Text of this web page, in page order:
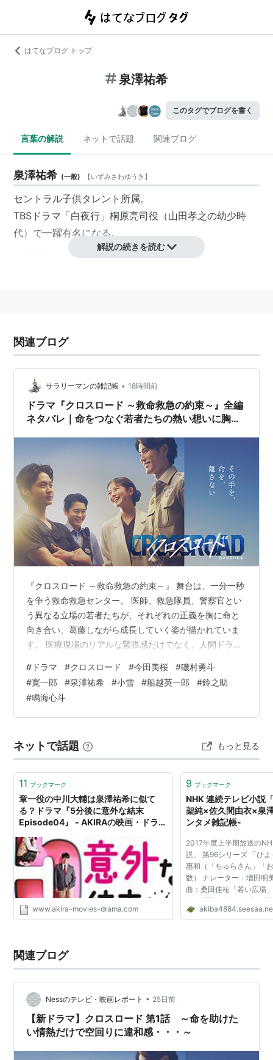
はてなブログ トップ
泉澤祐希
このタグでブログを書く
言葉の解説 ネットで話題 関連ブログ
泉澤祐希 (一般) 【いずみさわゆうき 】
セントラル子供タレント所属。
TBSドラマ「白夜行」桐原亮司役（山田孝之の幼少時
代）で一躍有名になる。
生年月日：1993年6月11日
解説の続きを読む
関連ブログ
サラリーマンの雑記帳 • 18時間前
ドラマ『クロスロード ～救命救急の約束～』全編
ネタバレ｜命をつなぐ若者たちの熱い想いに胸を
『クロスロード ～救命救急の約束～』 舞台は、一分一秒
を争う救命救急センター。 医師、救急隊員、警察官とい
う異なる立場の若者たちが、それぞれの正義を胸に命と
向き合い、葛藤しながら成長していく姿が描かれていま
す。 医療現場のリアルな緊張感だけでなく、人間ドラマ
も焦点が当てられ、「命を救うとは何か」を考えさせら
れる作品です。 この記事では、『クロスロード ～救命救
急の約束～』のネタバレ、見どころや感想、キャスト情
報などを紹介します。 テレビ朝日HPより引用 ※本ページ
含まれています。 出演者 全…
# ドラマ #クロスロード #今田美桜 #磯村勇斗
#寛一郎 #泉澤祐希 #小雪 #船越英一郎 #鈴之助
#鳴海心斗
ネットで話題 もっと見る
11 ブックマーク
章一役の中川大輔は泉澤祐希に似て
る？ドラマ『5分後に意外な結末
Episode04』 - AKIRAの映画・ドラマ
www.akira-movies-drama.com
9 ブックマーク
NHK 連続テレビ小説
架純×佐久間由衣×泉
ンタメ雑記帳-
2017年度上半期放送の
説」 第96シリーズ 「ひ
惠和（「ちゅらさん」「
数） ナレーター：増田明
曲：桑田佳祐「若い広場
年（昭和39年） 舞台：茨
語 NHKサイトより 「
関連ブログ
Nessのテレビ・映画レポート • 25日前
【新ドラマ】クロスロード 第1話 ～命を助けた
い情熱だけで空回りに違和感・・・～